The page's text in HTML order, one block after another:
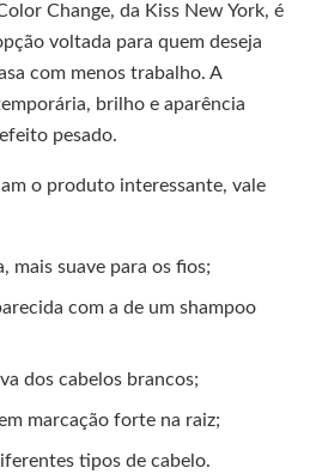
Change, da Kiss New York, é
voltada para quem deseja
com menos trabalho. A
brilho e aparência
pesado.
o produto interessante, vale
mais suave para os fios;
com a de um shampoo
dos cabelos brancos;
marcação forte na raiz;
tipos de cabelo.